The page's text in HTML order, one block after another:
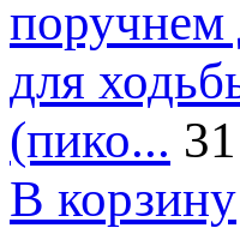
поручнем
для
(пико...
В корзину